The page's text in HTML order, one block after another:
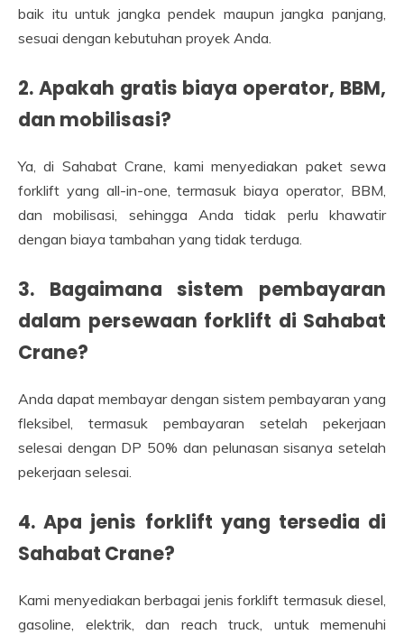
baik itu untuk jangka pendek maupun jangka panjang,
sesuai dengan kebutuhan proyek Anda.
2. Apakah gratis biaya operator, BBM,
dan mobilisasi?
Ya, di Sahabat Crane, kami menyediakan paket sewa
forklift yang all-in-one, termasuk biaya operator, BBM,
dan mobilisasi, sehingga Anda tidak perlu khawatir
dengan biaya tambahan yang tidak terduga.
3. Bagaimana sistem pembayaran
dalam persewaan forklift di Sahabat
Crane?
Anda dapat membayar dengan sistem pembayaran yang
fleksibel, termasuk pembayaran setelah pekerjaan
selesai dengan DP 50% dan pelunasan sisanya setelah
pekerjaan selesai.
4. Apa jenis forklift yang tersedia di
Sahabat Crane?
Kami menyediakan berbagai jenis forklift termasuk diesel,
gasoline, elektrik, dan reach truck, untuk memenuhi